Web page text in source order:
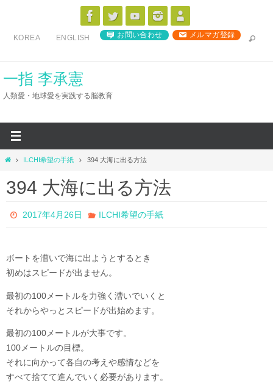
ス
KOREA ENGLISH お問い合わせ メルマガ登録
一指 李承憲
人類愛・地球愛を実践する脳教育
ホ
ム
ILCHI希望の手紙 394 大海に出る方法
394 大海に出る方法
2017年4月26日 ILCHI希望の手紙
ボートを漕いで海に出ようとするとき
初めはスピードが出ません。
最初の100メートルを力強く漕いでいくと
それからやっとスピードが出始めます。
最初の100メートルが大事です。
100メートルの目標。
それに向かって各自の考えや感情などを
すべて捨てて進んでいく必要があります。